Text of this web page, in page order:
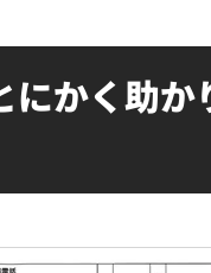
にかく助か